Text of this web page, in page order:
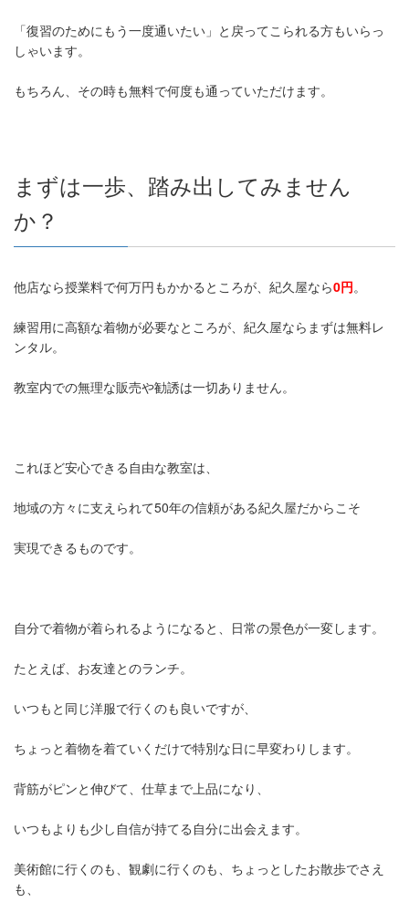
「復習のためにもう一度通いたい」と戻ってこられる方もいらっ
しゃいます。
もちろん、その時も無料で何度も通っていただけます。
まずは一歩、踏み出してみません
か？
他店なら授業料で何万円もかかるところが、紀久屋なら0円。
練習用に高額な着物が必要なところが、紀久屋ならまずは無料レ
ンタル。
教室内での無理な販売や勧誘は一切ありません。
これほど安心できる自由な教室は、
地域の方々に支えられて50年の信頼がある紀久屋だからこそ
実現できるものです。
自分で着物が着られるようになると、日常の景色が一変します。
たとえば、お友達とのランチ。
いつもと同じ洋服で行くのも良いですが、
ちょっと着物を着ていくだけで特別な日に早変わりします。
背筋がピンと伸びて、仕草まで上品になり、
いつもよりも少し自信が持てる自分に出会えます。
美術館に行くのも、観劇に行くのも、ちょっとしたお散歩でさえ
も、